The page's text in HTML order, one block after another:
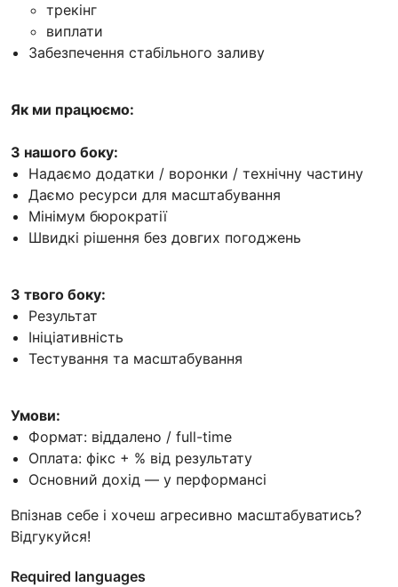
трекінг
виплати
Забезпечення стабільного заливу
Як ми працюємо:
З нашого боку:
Надаємо додатки / воронки / технічну частину
Даємо ресурси для масштабування
Мінімум бюрократії
Швидкі рішення без довгих погоджень
З твого боку:
Результат
Ініціативність
Тестування та масштабування
Умови:
Формат: віддалено / full-time
Оплата: фікс + % від результату
Основний дохід — у перформансі
Впізнав себе і хочеш агресивно масштабуватись?
Відгукуйся!
Required languages